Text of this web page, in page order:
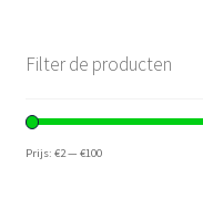
Filter de producten
Prijs: €2— €100